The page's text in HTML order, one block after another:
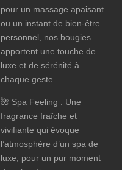
pour un massage apaisant
ou un instant de bien-être
personnel, nos bougies
apportent une touche de
luxe et de sérénité à
chaque geste.
🌺 Spa Feeling : Une
fragrance fraîche et
vivifiante qui évoque
l’atmosphère d’un spa de
luxe, pour un pur moment